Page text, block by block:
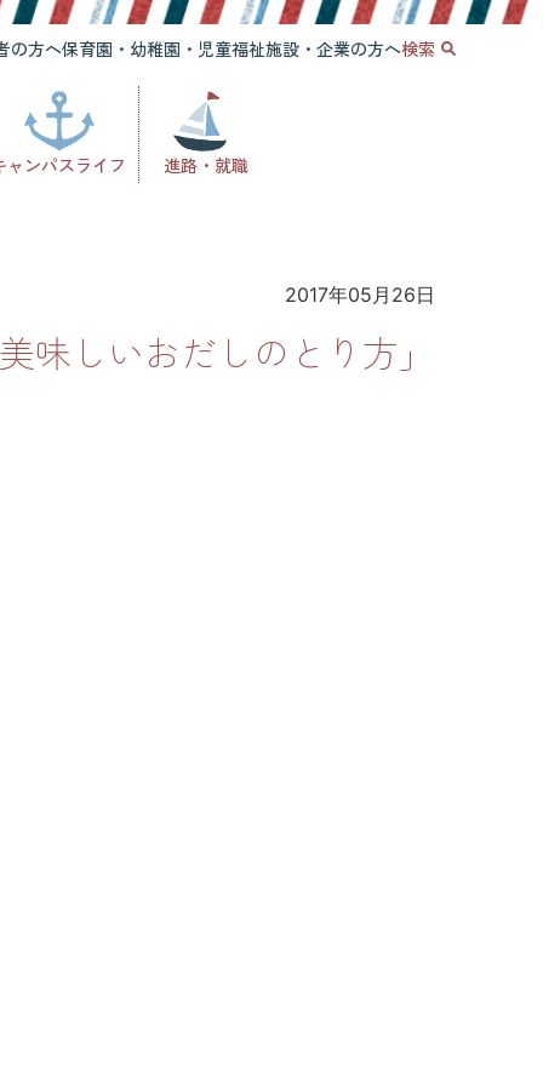
の方へ保育園・幼稚園・児童福祉施設・企業の方へ検索
ャンパスライフ 進路・就職
2017年05月26日
味しいおだしのとり方」